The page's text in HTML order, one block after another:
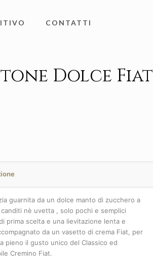
CONTATTI
Dolce Fiat
guarnita da un dolce manto di zucchero a
nè uvetta , solo pochi e semplici
prima scelta e una lievitazione lenta e
da un vasetto di crema Fiat, per
pieno il gusto unico del Classico ed
Cremino Fiat.